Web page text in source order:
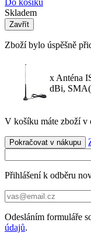
Skladem
Zavřít
Zboží bylo úspěšně
x Anténa
dBi,
V košíku máte zboží v
Pokračovat v nákupu
Přihlášení k odběru
Odesláním formuláře
údajů.